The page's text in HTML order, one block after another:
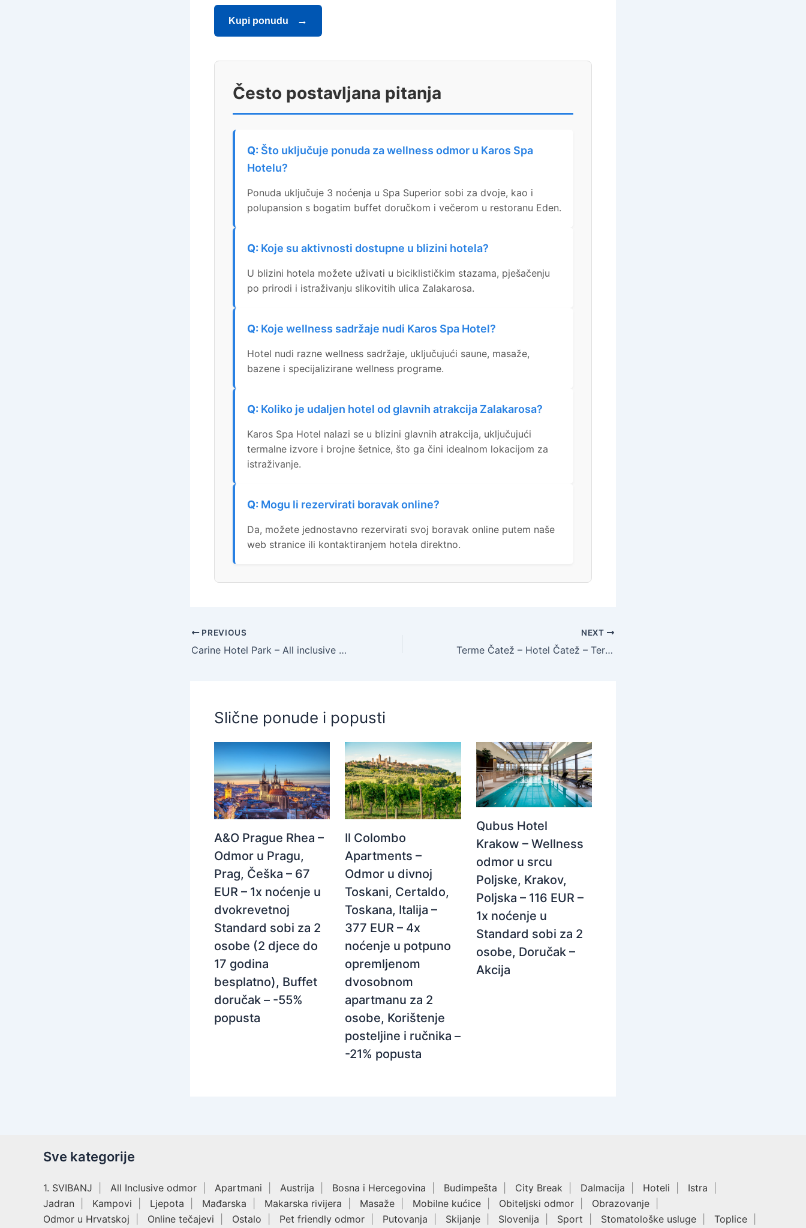
Kupi ponudu
Često postavljana pitanja
Što uključuje ponuda za wellness odmor u Karos Spa
Hotelu?
Ponuda uključuje 3 noćenja u Spa Superior sobi za dvoje, kao i
polupansion s bogatim buffet doručkom i večerom u restoranu Eden.
Koje su aktivnosti dostupne u blizini hotela?
U blizini hotela možete uživati u biciklističkim stazama, pješačenju
po prirodi i istraživanju slikovitih ulica Zalakarosa.
Koje wellness sadržaje nudi Karos Spa Hotel?
Hotel nudi razne wellness sadržaje, uključujući saune, masaže,
bazene i specijalizirane wellness programe.
Koliko je udaljen hotel od glavnih atrakcija Zalakarosa?
Karos Spa Hotel nalazi se u blizini glavnih atrakcija, uključujući
termalne izvore i brojne šetnice, što ga čini idealnom lokacijom za
istraživanje.
Mogu li rezervirati boravak online?
Da, možete jednostavno rezervirati svoj boravak online putem naše
web stranice ili kontaktiranjem hotela direktno.
PREVIOUS
Carine Hotel Park – All inclusive kraj ljeta uz more, Bijela, Crna Gora – 784 EUR – 3x noćenje u dvokrevetnoj sobi s pogledom na planinu za 2 osobe, All inclusive – Akcija
NEXT
Terme Čatež – Hotel Čatež – Termalni odmor, Čatež ob Savi, Slovenija – 356 EUR – 2x noćenje u dvokrevetnoj sobi s balkonom ili sobi s terasom u prizemlju ili sobi s francuskim balkonom za 2 osobe, Polupansion (doručak i večera) – Akcija
Slične ponude i popusti
A&O Prague Rhea –
Odmor u Pragu,
Prag, Češka – 67
EUR – 1x noćenje u
dvokrevetnoj
Standard sobi za 2
osobe (2 djece do
17 godina
besplatno), Buffet
doručak – -55%
popusta
Il Colombo
Apartments –
Odmor u divnoj
Toskani, Certaldo,
Toskana, Italija –
377 EUR – 4x
noćenje u potpuno
opremljenom
dvosobnom
apartmanu za 2
osobe, Korištenje
posteljine i ručnika –
-21% popusta
Qubus Hotel
Krakow – Wellness
odmor u srcu
Poljske, Krakov,
Poljska – 116 EUR –
1x noćenje u
Standard sobi za 2
osobe, Doručak –
Akcija
Sve kategorije
1. SVIBANJ All Inclusive odmor Apartmani Austrija Bosna i Hercegovina Budimpešta City Break Dalmacija Hoteli
Istra
Jadran
Kampovi Ljepota Mađarska Makarska rivijera Masaže Mobilne kućice Obiteljski odmor
Obrazovanje
Odmor u Hrvatskoj
Online tečajevi Ostalo Pet friendly odmor Putovanja Skijanje Slovenija Sport Stomatološke usluge Toplice